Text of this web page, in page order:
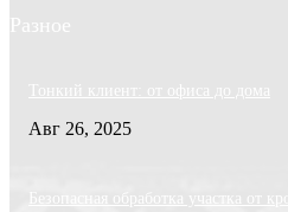
Разное
Тонкий клиент: от офиса до дома
Авг 26, 2025
Безопасная обработка участка от